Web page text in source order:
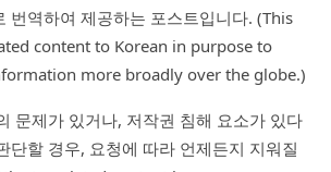
번역하여 제공하는 포스트입니다. (This
content to Korean in purpose to
more broadly over the globe.)
문제가 있거나, 저작권 침해 요소가 있다
단할 경우, 요청에 따라 언제든지 지워질